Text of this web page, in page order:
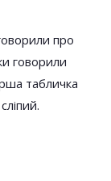
про
говорили
табличка